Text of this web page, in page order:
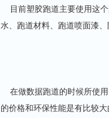
目前塑胶跑道主要使用这个
水、跑道材料、跑道喷面漆
在做数据跑道的时候所使用
的价格和环保性能是有比较